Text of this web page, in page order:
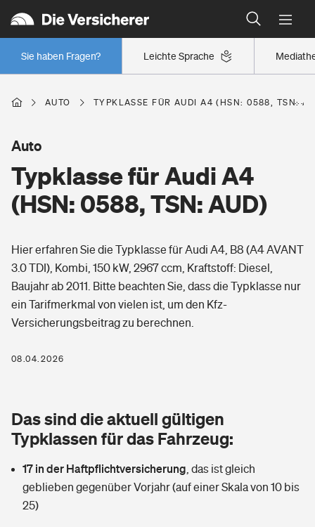
Leichte Sprache
Sie haben Fragen?
Wer versichert was: Jetzt Versicherer finden
Regionalklassen: So ist Ihre Region eingestuft
Wer versichert was: Jetzt Versicherer finden
Berufsunfähigkeitsversicherung
Erwerbsunfähigkeitsversicherung
Grundfähigkeitsversicherung
Arbeitsrechtsschutz
Berufshaftpflichtversicherung
Zur Übersicht
Tools
Wer versichert was: Jetzt Versicherer finden
Wohnen
Glasversicherung
Mietkautionsversicherung
Freizeit
Pri­vate Haft­pflicht­
Kinderunfall­ver­si­che­rung
Kinderinvalidität
Gesundheit
Private Krankenversicherung
Dread-Disease-Versicherung
Tierkrankenversicherung
Zur Übersicht
AUTO TYPKLASSE FÜR AUDI A4 (HSN: 0588, TSN:
Typklasse für Audi A4
(HSN: 0588, TSN: AUD)
Auto
Hier erfahren Sie die Typklasse für Audi A4, B8 (A4 AVANT
3.0 TDI), Kombi, 150 kW, 2967 ccm, Kraftstoff: Diesel,
Baujahr ab 2011. Bitte beachten Sie, dass die Typklasse nur
ein Tarifmerkmal von vielen ist, um den Kfz-
Versicherungsbeitrag zu berechnen.
08.04.2026
Das sind die aktuell gültigen
Typklassen für das Fahrzeug:
17 in der Haftpflichtversicherung das ist gleich
geblieben gegenüber Vorjahr (auf einer Skala von 10 bis
25)